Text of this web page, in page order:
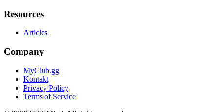
Resources
Articles
Company
MyClub.gg
Kontakt
Privacy Policy
Terms of Service